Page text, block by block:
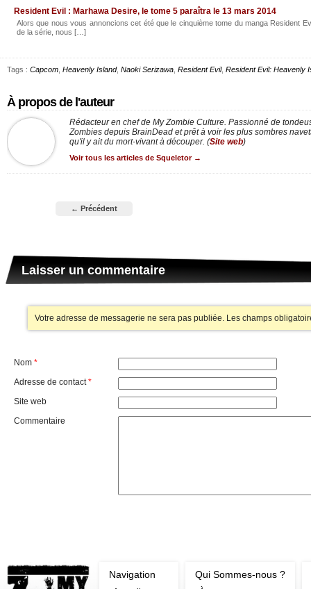
Resident Evil : Marhawa Desire, le tome 5 paraîtra le 13 mars 2014
Alors que nous vous annoncions cet été que le cinquième tome du manga Resident
de la série, nous […]
Tags : Capcom Heavenly Island, Naoki Serizawa Resident Evil, Resident Evil: Heavenly
À propos de l'auteur
Rédacteur en chef de My Zombie Culture. Passionné de
Zombies depuis BrainDead et prêt à voir les plus sombres
qu'il y ait du mort-vivant à découper. (Site web)
Voir tous les articles de Squeletor →
← Précédent
Laisser un commentaire
Votre adresse de messagerie ne sera pas publiée. Les champs
Nom *
Adresse de contact*
Site web
Commentaire
Navigation Qui Sommes-nous ?